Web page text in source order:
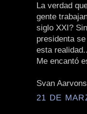
La verdad
gente
siglo XXI?
presidenta
esta
Me encantó
Svan
21 DE